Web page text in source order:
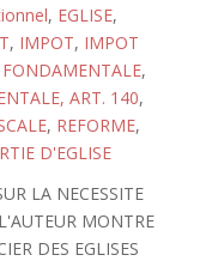
, EGLISE,
, IMPOT, IMPOT
,
ART. 140,
, REFORME,
D'EGLISE
LA NECESSITE
MONTRE
DES EGLISES